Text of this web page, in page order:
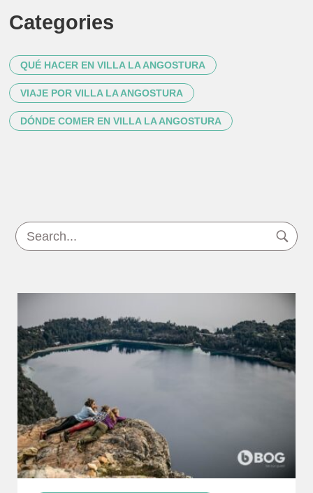
Categories
QUÉ HACER EN VILLA LA ANGOSTURA
VIAJE POR VILLA LA ANGOSTURA
DÓNDE COMER EN VILLA LA ANGOSTURA